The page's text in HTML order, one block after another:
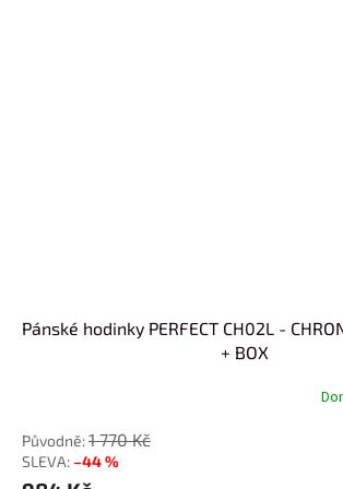
Pánské hodinky PERFECT CH02L -
+ BOX
1 770 Kč
–44 %